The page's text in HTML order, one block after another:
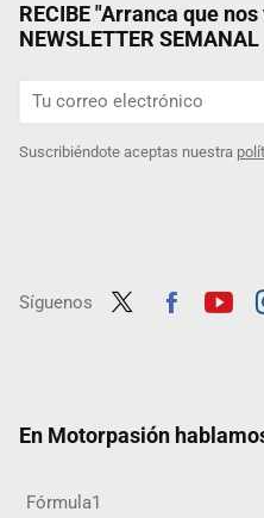
RECIBE "Arranca que
NEWSLETTER SEMANAL
Suscribiéndote aceptas nuestra
Síguenos
En Motorpasión
Fórmula1